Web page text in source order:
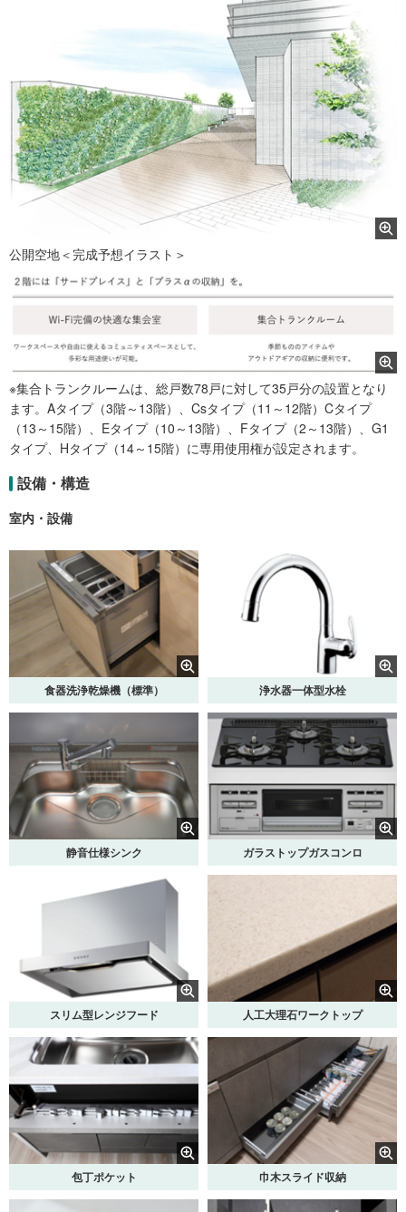
公開空地＜完成予想イラスト＞
※集合トランクルームは、総戸数78戸に対して35戸分の設置となり
ます。Aタイプ（3階～13階）、Csタイプ（11～12階）Cタイプ
（13～15階）、Eタイプ（10～13階）、Fタイプ（2～13階）、G1
タイプ、Hタイプ（14～15階）に専用使用権が設定されます。
設備・構造
室内・設備
食器洗浄乾燥機（標準） 浄水器一体型水栓
静音仕様シンク ガラストップガスコンロ
スリム型レンジフード 人工大理石ワークトップ
包丁ポケット 巾木スライド収納